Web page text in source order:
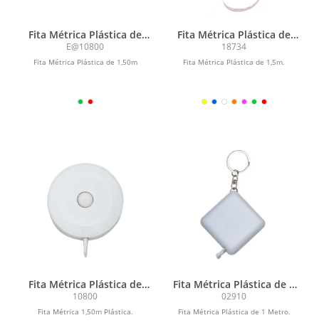
Fita Métrica Plástica de
1,50m
E@10800
Fita Métrica Plástica de 1,50m
Fita Métrica Plástica de
1,5m
18734
Fita Métrica Plástica de 1,5m.
Fita Métrica Plástica de
1,50m
10800
Fita Métrica 1,50m Plástica.
Fita Métrica Plástica de 1
Metro
02910
Fita Métrica Plástica de 1 Metro.